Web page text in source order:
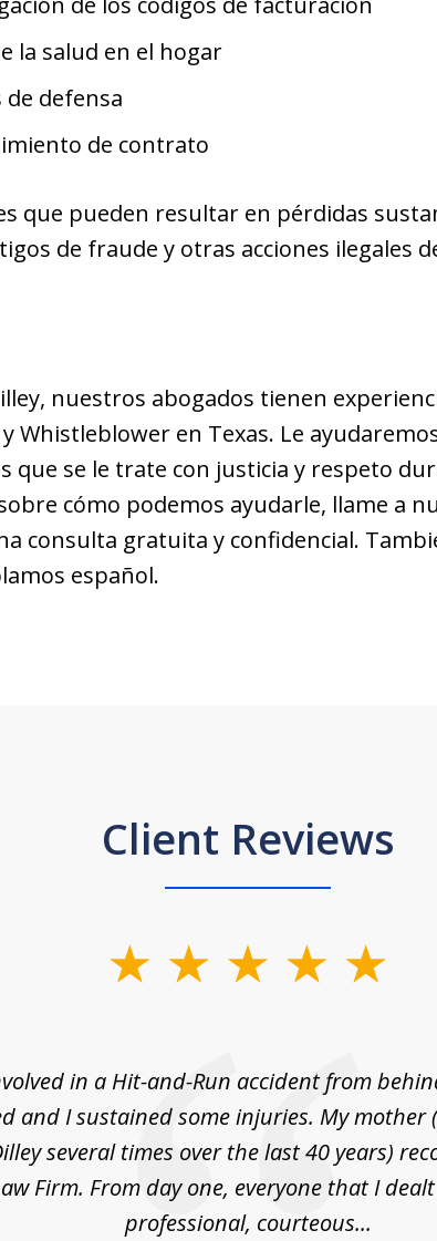
la salud en el hogar
defensa
de contrato
que pueden resultar en pérdidas
de fraude y otras acciones ilegales
nuestros abogados tienen
Whistleblower en Texas. Le
que se le trate con justicia y respeto
cómo podemos ayudarle, llame a
consulta gratuita y confidencial.
español.
Client Reviews
in a Hit-and-Run accident from
and I sustained some injuries. My mother
several times over the last 40 years)
Firm. From day one, everyone that I
professional, courteous...